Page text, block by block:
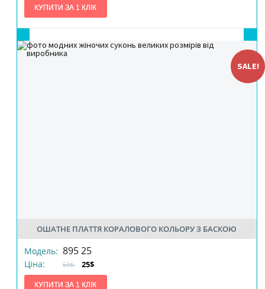
SALE!
ОШАТНЕ ПЛАТТЯ КОРАЛОВОГО КОЛЬОРУ З БАСКОЮ
Модель: 895 25
Ціна: 63$ 25$